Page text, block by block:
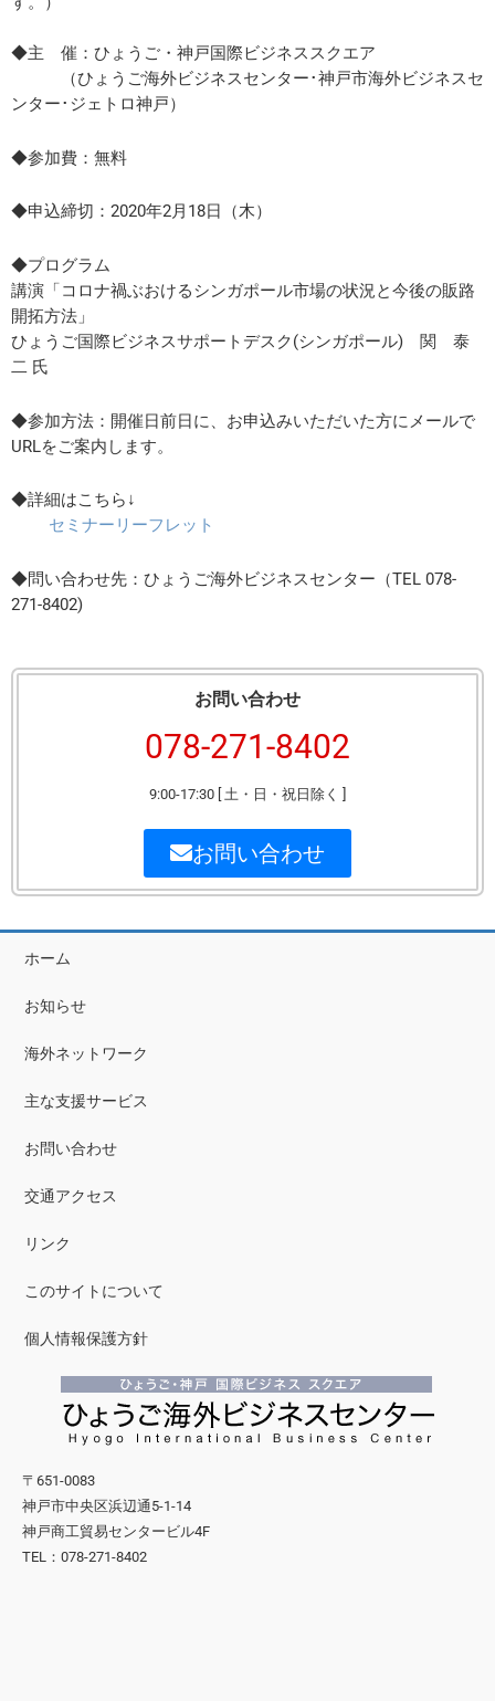
◆主 催：ひょうご・神戸国際ビジネススクエア
（ひょうご海外ビジネスセンター･神戸市海外ビジネスセ
ンター･ジェトロ神戸）
◆参加費：無料
◆申込締切：2020年2月18日（木）
◆プログラム
講演「コロナ禍ぶおけるシンガポール市場の状況と今後の販路
開拓方法」
ひょうご国際ビジネスサポートデスク(シンガポール) 関 泰
二 氏
◆参加方法：開催日前日に、お申込みいただいた方にメールで
URLをご案内します。
◆詳細はこちら↓
セミナーリーフレット
◆問い合わせ先：ひょうご海外ビジネスセンター（TEL 078-
271-8402)
お問い合わせ
078-271-8402
9:00-17:30 [ 土・日・祝日除く ]
お問い合わせ
ホーム
お知らせ
海外ネットワーク
主な支援サービス
お問い合わせ
交通アクセス
リンク
このサイトについて
個人情報保護方針
〒651-0083
神戸市中央区浜辺通5-1-14
神戸商工貿易センタービル4F
TEL：078-271-8402